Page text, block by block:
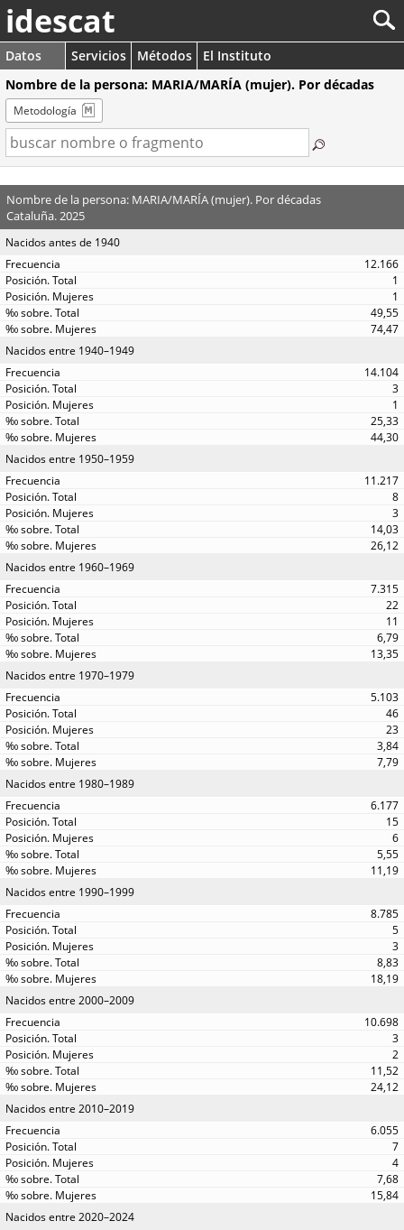
idescat
Datos Servicios Métodos
El Instituto
Nombre de la persona: MARIA/MARÍA (mujer). Por décadas
Metodología
Nombre de la persona: MARIA/MARÍA (mujer). Por décadas
Cataluña. 2025
Nacidos antes de 1940
12.166
1
1
49,55
74,47
Nacidos entre 1940–1949
14.104
3
1
25,33
44,30
Nacidos entre 1950–1959
11.217
8
3
14,03
26,12
Nacidos entre 1960–1969
7.315
22
11
6,79
13,35
Nacidos entre 1970–1979
5.103
46
23
3,84
7,79
Nacidos entre 1980–1989
6.177
15
6
5,55
11,19
Nacidos entre 1990–1999
8.785
5
3
8,83
18,19
Nacidos entre 2000–2009
10.698
3
2
11,52
24,12
Nacidos entre 2010–2019
6.055
7
4
7,68
15,84
Nacidos entre 2020–2024